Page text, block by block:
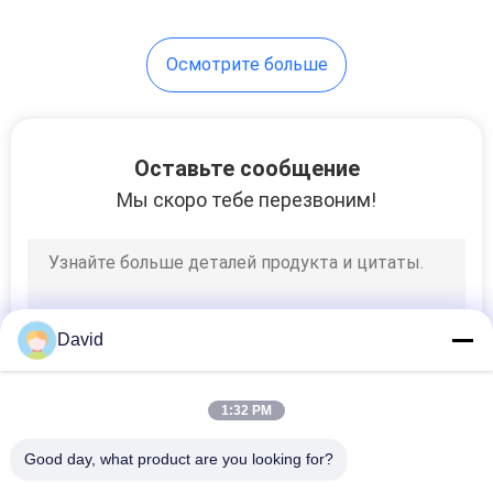
Лист трением
Подкладка
диапазона
тормоза
транспортных средств
Осмотрите больше
Оставьте сообщение
Мы скоро тебе перезвоним!
David
1:32 PM
Good day, what product are you looking for?